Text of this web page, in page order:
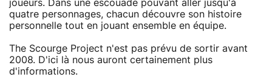
joueurs. Dans une escouade pouvant aller jusqu'à
quatre personnages, chacun découvre son histoire
personnelle tout en jouant ensemble en équipe.
The Scourge Project n'est pas prévu de sortir avant
2008. D'ici là nous auront certainement plus
d'informations.